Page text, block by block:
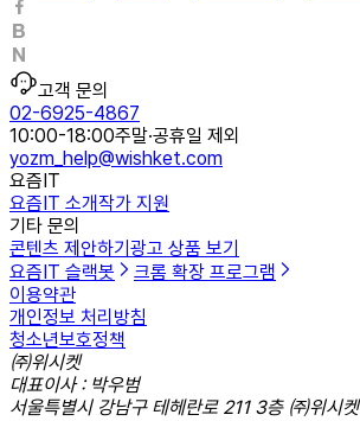
고객 문의
02-6925-4867
10:00-18:00주말·공휴일 제외
yozm_help@wishket.com
요즘IT
요즘IT 소개작가 지원
기타 문의
콘텐츠 제안하기 광고 상품 보기
요즘IT 슬랙봇
크롬 확장 프로그램
이용약관
개인정보 처리방침
청소년보호정책
㈜위시켓
대표이사 : 박우범
서울특별시 강남구 테헤란로 211 3층 ㈜위시켓